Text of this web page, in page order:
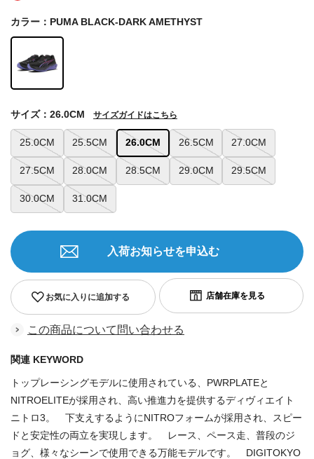
カラー：PUMA BLACK-DARK AMETHYST
25.0CM 25.5CM 26.0CM 26.5CM 27.0CM
27.5CM 28.0CM 28.5CM 29.0CM 29.5CM
30.0CM 31.0CM
サイズ：26.0CM サイズガイドはこちら
お気に入りに追加する
入荷お知らせを申込む
この商品について問い合わせる
関連 KEYWORD
トップレーシングモデルに使用されている、PWRPLATEと
NITROELITEが採用され、高い推進力を提供するディヴィエイト
ニトロ3。 下支えするようにNITROフォームが採用され、スピー
ドと安定性の両立を実現します。 レース、ペース走、普段のジ
ョグ、様々なシーンで使用できる万能モデルです。 DIGITOKYO